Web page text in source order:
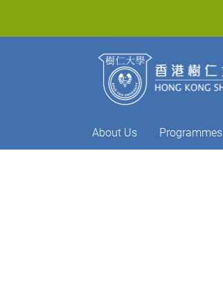
About Us Programmes